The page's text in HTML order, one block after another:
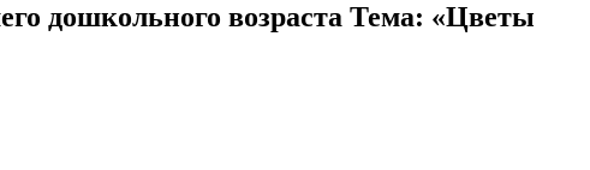
дошкольного возраста Тема: «Цветы